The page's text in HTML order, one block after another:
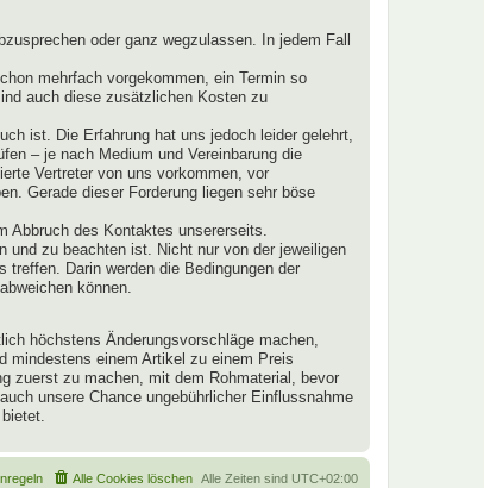
oder ganz wegzulassen. In jedem Fall
mehrfach vorgekommen, ein Termin so
auch diese zusätzlichen Kosten zu
ist. Die Erfahrung hat uns jedoch leider gelehrt,
– je nach Medium und Vereinbarung die
Vertreter von uns vorkommen, vor
Gerade dieser Forderung liegen sehr böse
Abbruch des Kontaktes unsererseits.
und zu beachten ist. Nicht nur von der jeweiligen
Darin werden die Bedingungen der
können.
höchstens Änderungsvorschläge machen,
mindestens einem Artikel zu einem Preis
zuerst zu machen, mit dem Rohmaterial, bevor
unsere Chance ungebührlicher Einflussnahme
Alle Zeiten sind UTC+02:00
Alle Cookies löschen